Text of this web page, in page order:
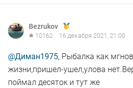
Bezrukov
10162 16 декабря 2021, 21:00
@Диман1975, Рыбалка как
жизни,пришел-ушел,улова
поймал десяток и тут же